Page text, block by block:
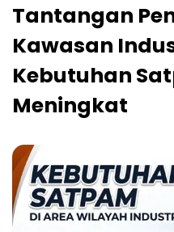
Tantangan
Kawasan
Kebutuhan
Meningkat